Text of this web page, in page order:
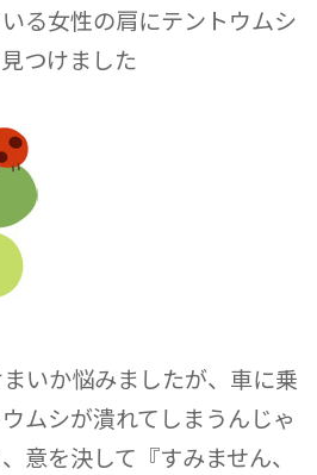
る女性の肩にテントウムシ
つけました
いか悩みましたが、車に乗
ムシが潰れてしまうんじゃ
意を決して『すみません、